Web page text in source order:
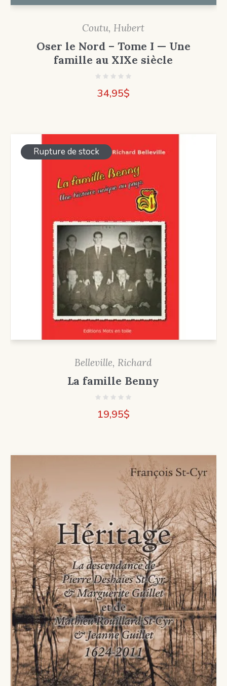
Coutu, Hubert
Oser le Nord – Tome I — Une
famille au XIXe siècle
34,95$
Rupture de stock
Belleville, Richard
La famille Benny
19,95$